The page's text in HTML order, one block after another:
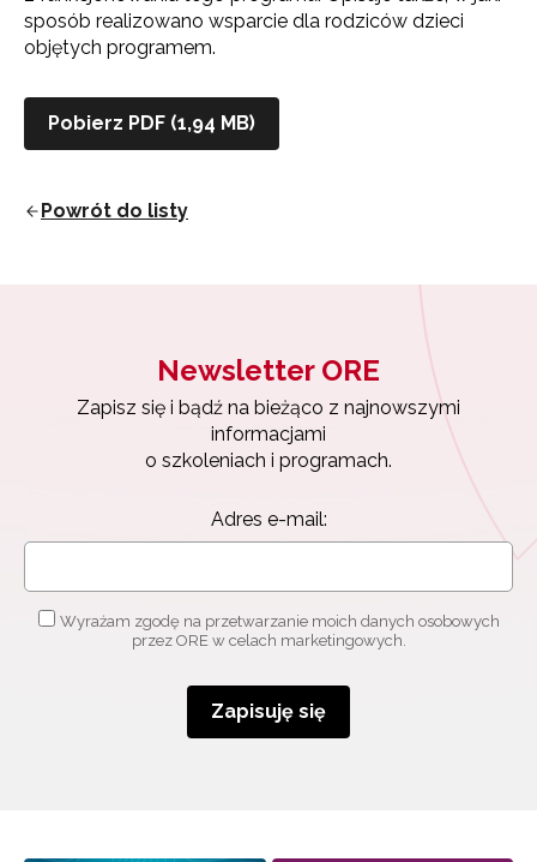
sposób realizowano wsparcie dla rodziców dzieci
objętych programem.
Pobierz PDF (1,94 MB)
Powrót do listy
Newsletter ORE
Zapisz się i bądź na bieżąco z najnowszymi
informacjami
o szkoleniach i programach.
Adres e-mail:
Wyrażam zgodę na przetwarzanie moich danych osobowych
przez ORE w celach marketingowych.
Zapisuję się